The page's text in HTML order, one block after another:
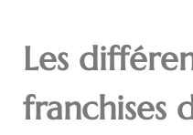
Les
franchises